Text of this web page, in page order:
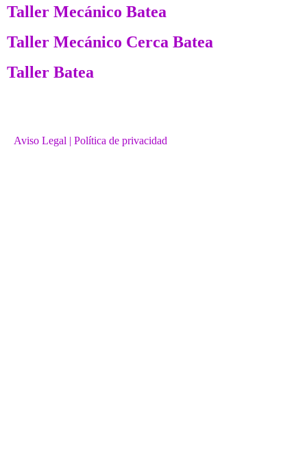
Taller Mecánico Batea
Taller Mecánico Cerca Batea
Taller Batea
Aviso Legal | Política de privacidad